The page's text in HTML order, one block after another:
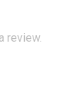
review.